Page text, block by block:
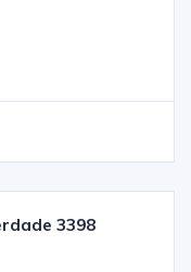
3398